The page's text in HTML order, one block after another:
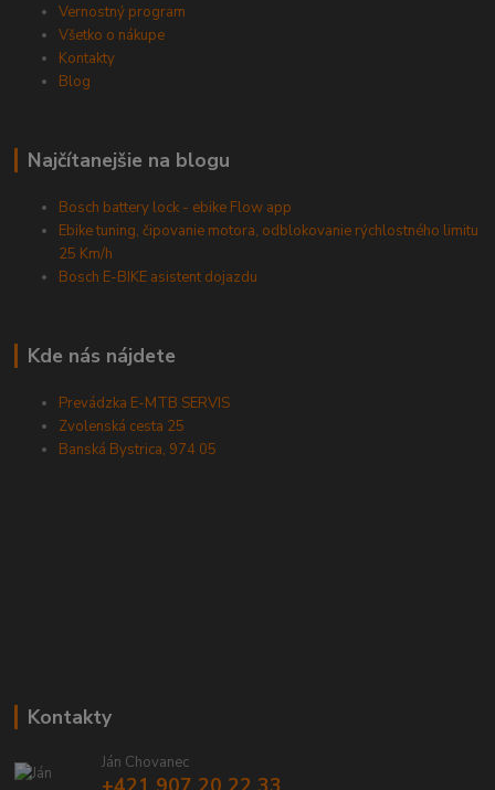
Vernostný program
Všetko o nákupe
Kontakty
Blog
Najčítanejšie na blogu
Bosch battery lock - ebike Flow app
Ebike tuning, čipovanie motora, odblokovanie rýchlostného limitu
25 Km/h
Bosch E-BIKE asistent dojazdu
Kde nás nájdete
Prevádzka E-MTB SERVIS
Zvolenská cesta 25
Banská Bystrica, 974 05
Kontakty
Ján Chovanec